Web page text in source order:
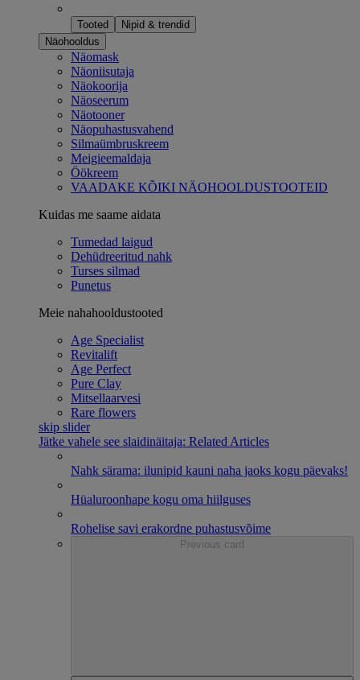
Tooted
Nipid & trendid
Näohooldus
Näomask
Näoniisutaja
Näokoorija
Näoseerum
Näotooner
Näopuhastusvahend
Silmaümbruskreem
Meigieemaldaja
Öökreem
VAADAKE KÕIKI NÄOHOOLDUSTOOTEID
Kuidas me saame aidata
Tumedad laigud
Dehüdreeritud nahk
Turses silmad
Punetus
Meie nahahooldustooted
Age Specialist
Revitalift
Age Perfect
Pure Clay
Mitsellaarvesi
Rare flowers
skip slider
Jätke vahele see slaidinäitaja: Related Articles
Nahk särama: ilunipid kauni naha jaoks kogu päevaks!
Hüaluroonhape kogu oma hiilguses
Rohelise savi erakordne puhastusvõime
Previous card